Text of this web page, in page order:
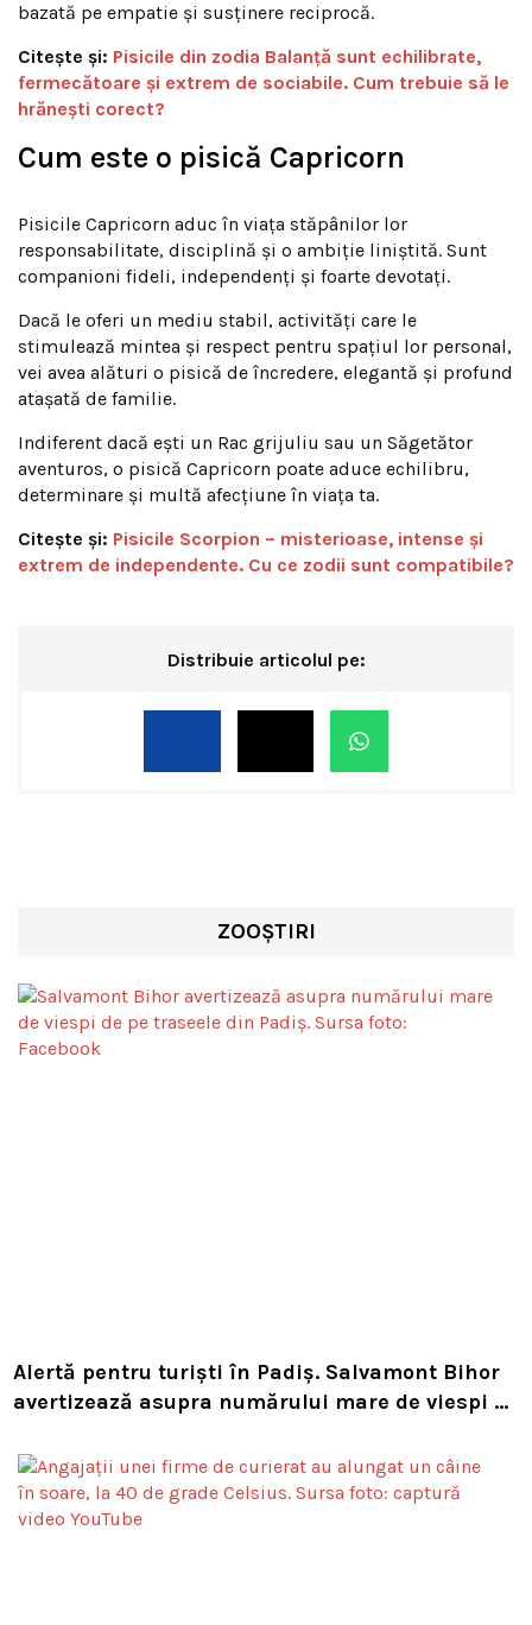
bazată pe empatie și susținere reciprocă.
Citește și: Pisicile din zodia Balanță sunt echilibrate,
fermecătoare și extrem de sociabile. Cum trebuie să le
hrănești corect?
Cum este o pisică Capricorn
Pisicile Capricorn aduc în viața stăpânilor lor
responsabilitate, disciplină și o ambiție liniștită. Sunt
companioni fideli, independenți și foarte devotați.
Dacă le oferi un mediu stabil, activități care le
stimulează mintea și respect pentru spațiul lor personal,
vei avea alături o pisică de încredere, elegantă și profund
atașată de familie.
Indiferent dacă ești un Rac grijuliu sau un Săgetător
aventuros, o pisică Capricorn poate aduce echilibru,
determinare și multă afecțiune în viața ta.
Citește și: Pisicile Scorpion – misterioase, intense și
extrem de independente. Cu ce zodii sunt compatibile?
Distribuie articolul pe:
ZOOȘTIRI
Alertă pentru turiști în Padiș. Salvamont Bihor
avertizează asupra numărului mare de viespi de